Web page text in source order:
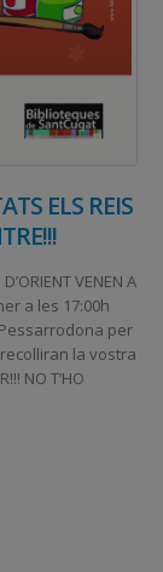
ELS REIS
VENEN A
a les 17:00h
per
recolliran la vostra
NO T’HO